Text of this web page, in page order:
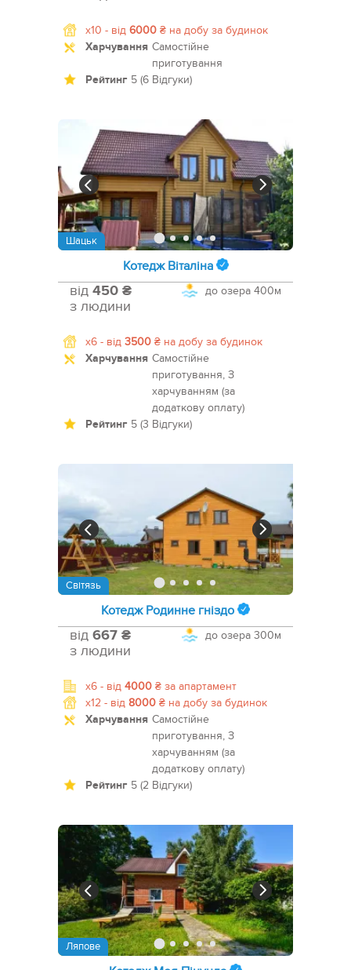
x10 - від 6000 ₴ на добу за будинок
Харчування Самостійне
приготування
Рейтинг 5 (6 Відгуки)
Шацьк
Котедж Віталіна
до озера 400м
від 450 ₴
з людини
x6 - від 3500 ₴ на добу за будинок
Харчування Самостійне
приготування, З
харчуванням (за
додаткову оплату)
Рейтинг 5 (3 Відгуки)
Світязь
Котедж Родинне гніздо
до озера 300м
від 667 ₴
з людини
x6 - від 4000 ₴ за апартамент
x12 - від 8000 ₴ на добу за будинок
Харчування Самостійне
приготування, З
харчуванням (за
додаткову оплату)
Рейтинг 5 (2 Відгуки)
Ляпове